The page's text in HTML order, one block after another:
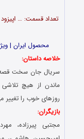
محصول ایران |
خلاصه داستان:
سریال جان سخت قصه
ماندن از هیچ
روزهای خوب را تغییر
بازیگران:
مجتبی‌ پیرزاده،